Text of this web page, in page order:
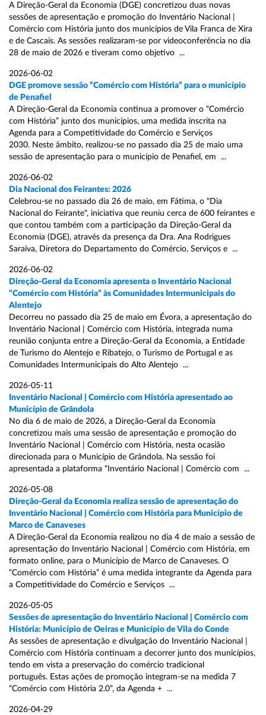
A Direção-Geral da Economia (DGE) concretizou duas novas
sessões de apresentação e promoção do Inventário Nacional |
Comércio com História junto dos municípios de Vila Franca de Xira
e de Cascais. As sessões realizaram-se por videoconferência no dia
28 de maio de 2026 e tiveram como objetivo ...
2026-06-02
DGE promove sessão “Comércio com História” para o município
de Penafiel
A Direção-Geral da Economia continua a promover o “Comércio
com História” junto dos municípios, uma medida inscrita na
Agenda para a Competitividade do Comércio e Serviços
2030. Neste âmbito, realizou-se no passado dia 25 de maio uma
sessão de apresentação para o município de Penafiel, em ...
2026-06-02
Dia Nacional dos Feirantes: 2026
Celebrou-se no passado dia 26 de maio, em Fátima, o "Dia
Nacional do Feirante", iniciativa que reuniu cerca de 600 feirantes e
que contou também com a participação da Direção-Geral da
Economia (DGE), através da presença da Dra. Ana Rodrigues
Saraiva, Diretora do Departamento do Comércio, Serviços e ...
2026-06-02
Direção-Geral da Economia apresenta o Inventário Nacional
“Comércio com História” às Comunidades Intermunicipais do
Alentejo
Decorreu no passado dia 25 de maio em Évora, a apresentação do
Inventário Nacional | Comércio com História, integrada numa
reunião conjunta entre a Direção-Geral da Economia, a Entidade
de Turismo do Alentejo e Ribatejo, o Turismo de Portugal e as
Comunidades Intermunicipais do Alto Alentejo ...
2026-05-11
Inventário Nacional | Comércio com História apresentado ao
Município de Grândola
No dia 6 de maio de 2026, a Direção-Geral da Economia
concretizou mais uma sessão de apresentação e promoção do
Inventário Nacional | Comércio com História, nesta ocasião
direcionada para o Município de Grândola. Na sessão foi
apresentada a plataforma “Inventário Nacional | Comércio com ...
2026-05-08
Direção-Geral da Economia realiza sessão de apresentação do
Inventário Nacional | Comércio com História para Município de
Marco de Canaveses
A Direção-Geral da Economia realizou no dia 4 de maio a sessão de
apresentação do Inventário Nacional | Comércio com História, em
formato online, para o Município de Marco de Canaveses. O
“Comércio com História” é uma medida integrante da Agenda para
a Competitividade do Comércio e Serviços ...
2026-05-05
Sessões de apresentação do Inventário Nacional | Comércio com
História: Município de Oeiras e Município de Vila do Conde
As sessões de apresentação e divulgação do Inventário Nacional |
Comércio com História continuam a decorrer junto dos municípios,
tendo em vista a preservação do comércio tradicional
português. Estas ações de promoção integram-se na medida 7
“Comércio com História 2.0”, da Agenda + ...
2026-04-29